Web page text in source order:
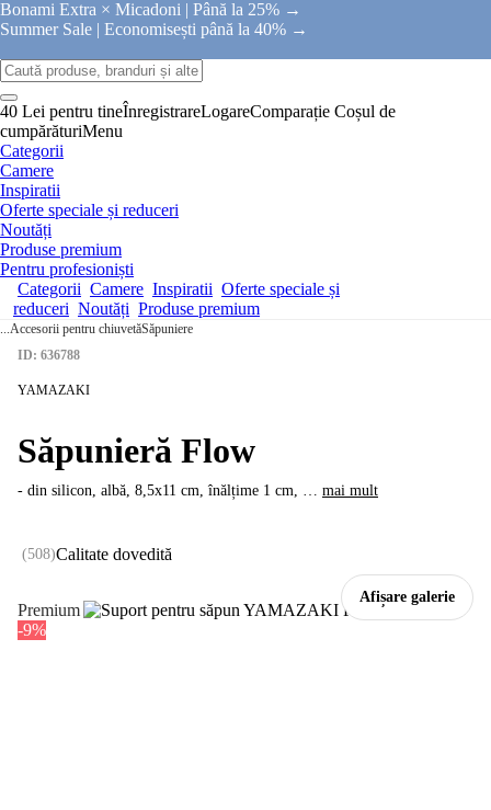
Bonami Extra × Micadoni | Până la 25% →
Summer Sale | Economisești până la 40% →
40 Lei pentru tineÎnregistrareLogareComparație Coșul de
cumpărăturiMenu
Categorii
Camere
Inspiratii
Oferte speciale și reduceri
Noutăți
Produse premium
Pentru profesioniști
Categorii Camere Inspiratii Oferte speciale și
reduceri Noutăți Produse premium
...Accesorii pentru chiuvetăSăpuniere
Afișare galerie
Premium
-9%
ID: 636788
YAMAZAKI
Săpunieră Flow
- din silicon, albă, 8,5x11 cm, înălțime 1 cm, … mai mult
(508)Calitate dovedită